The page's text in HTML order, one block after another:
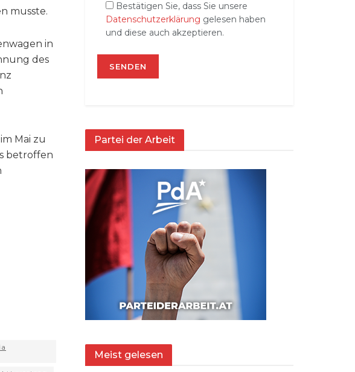
musste.
in
des
Mai zu
betroffen
Bestätigen Sie, dass Sie unsere
Datenschutzerklärung gelesen haben
und diese auch akzeptieren.
Partei der Arbeit
Meist gelesen